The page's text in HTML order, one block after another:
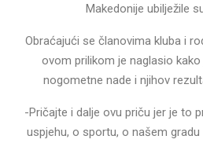
Makedonije ubilježile
Obraćajući se članovima kluba i
ovom prilikom je naglasio
nogometne nade i njihov
-Pričajte i dalje ovu priču jer je to
uspjehu, o sportu, o našem